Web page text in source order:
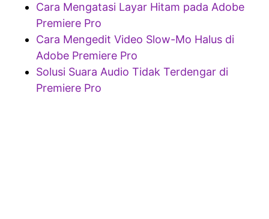
Cara Mengatasi Layar Hitam pada Adobe
Premiere Pro
Cara Mengedit Video Slow-Mo Halus di
Adobe Premiere Pro
Solusi Suara Audio Tidak Terdengar di
Premiere Pro